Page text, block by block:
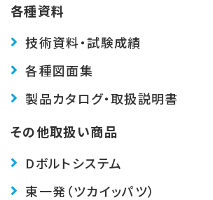
各種資料
技術資料・試験成績
各種図面集
製品カタログ・取扱説明書
その他取扱い商品
Dボルトシステム
束一発（ツカイッパツ）